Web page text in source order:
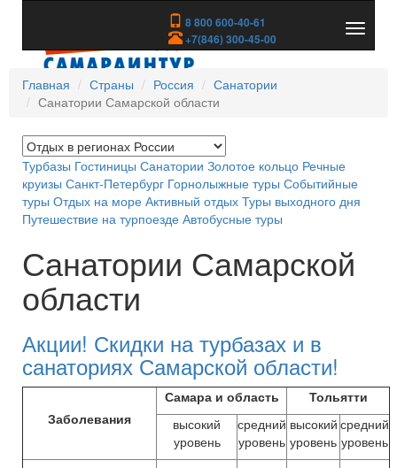
8 800 600-40-61
+7(846) 300-45-00
скрыть
Главная
Страны Россия
Санатории
Санатории Самарской области
Турбазы Гостиницы Санатории Золотое кольцо Речные
круизы Санкт-Петербург Горнолыжные туры Событийные
туры Отдых на море Активный отдых Туры выходного дня
Путешествие на турпоезде Автобусные туры
Санатории Самарской
области
Акции! Скидки на турбазах и в
санаториях Самарской области!
Заболевания
Самара и область
Тольятти
высокий
уровень
средний
уровень
высокий
уровень
средний
уровень